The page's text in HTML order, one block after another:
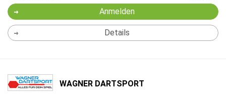
Anmelden
Details
WAGNER DARTSPORT